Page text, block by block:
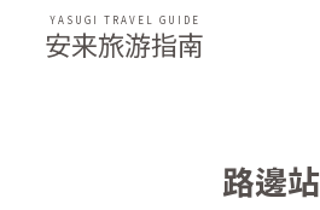
安来旅游指南
YASUGI TRAVEL GUIDE
路邊站